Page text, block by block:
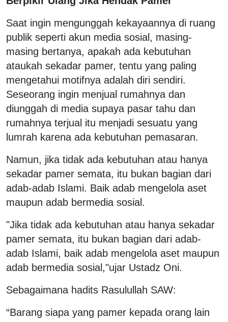
Saat ingin mengunggah kekayaannya di ruang
publik seperti akun media sosial, masing-
masing bertanya, apakah ada kebutuhan
ataukah sekadar pamer, tentu yang paling
mengetahui motifnya adalah diri sendiri.
Seseorang ingin menjual rumahnya dan
diunggah di media supaya pasar tahu dan
rumahnya terjual itu menjadi sesuatu yang
lumrah karena ada kebutuhan pemasaran.
Namun, jika tidak ada kebutuhan atau hanya
sekadar pamer semata, itu bukan bagian dari
adab-adab Islami. Baik adab mengelola aset
maupun adab bermedia sosial.
"Jika tidak ada kebutuhan atau hanya sekadar
pamer semata, itu bukan bagian dari adab-
adab Islami, baik adab mengelola aset maupun
adab bermedia sosial,"ujar Ustadz Oni.
Sebagaimana hadits Rasulullah SAW:
“Barang siapa yang pamer kepada orang lain